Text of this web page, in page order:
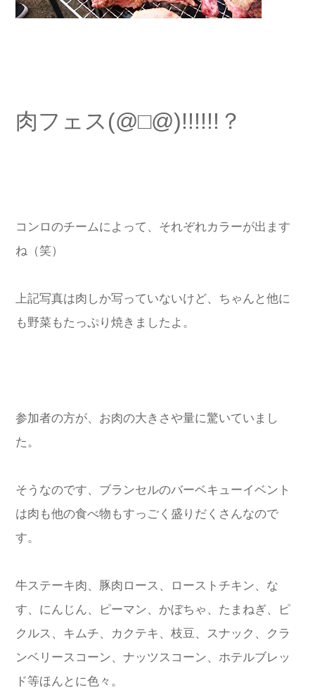
肉フェス(@□@)!!!!!!？
コンロのチームによって、それぞれカラーが出ます
ね（笑）
上記写真は肉しか写っていないけど、ちゃんと他に
も野菜もたっぷり焼きましたよ。
参加者の方が、お肉の大きさや量に驚いていまし
た。
そうなのです、ブランセルのバーベキューイベント
は肉も他の食べ物もすっごく盛りだくさんなので
す。
牛ステーキ肉、豚肉ロース、ローストチキン、な
す、にんじん、ピーマン、かぼちゃ、たまねぎ、ピ
クルス、キムチ、カクテキ、枝豆、スナック、クラ
ンベリースコーン、ナッツスコーン、ホテルブレッ
ド等ほんとに色々。